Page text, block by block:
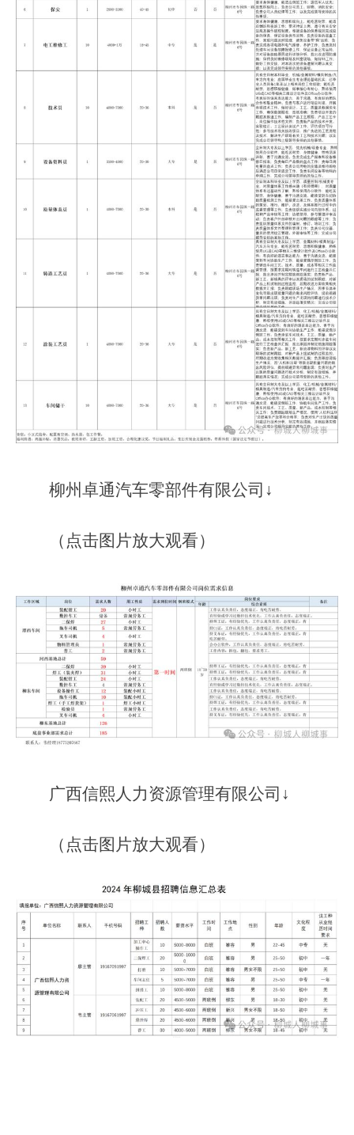
柳州卓通汽车零部件有限公司↓
（点击图片放大观看）
广西信熙人力资源管理有限公司↓
（点击图片放大观看）